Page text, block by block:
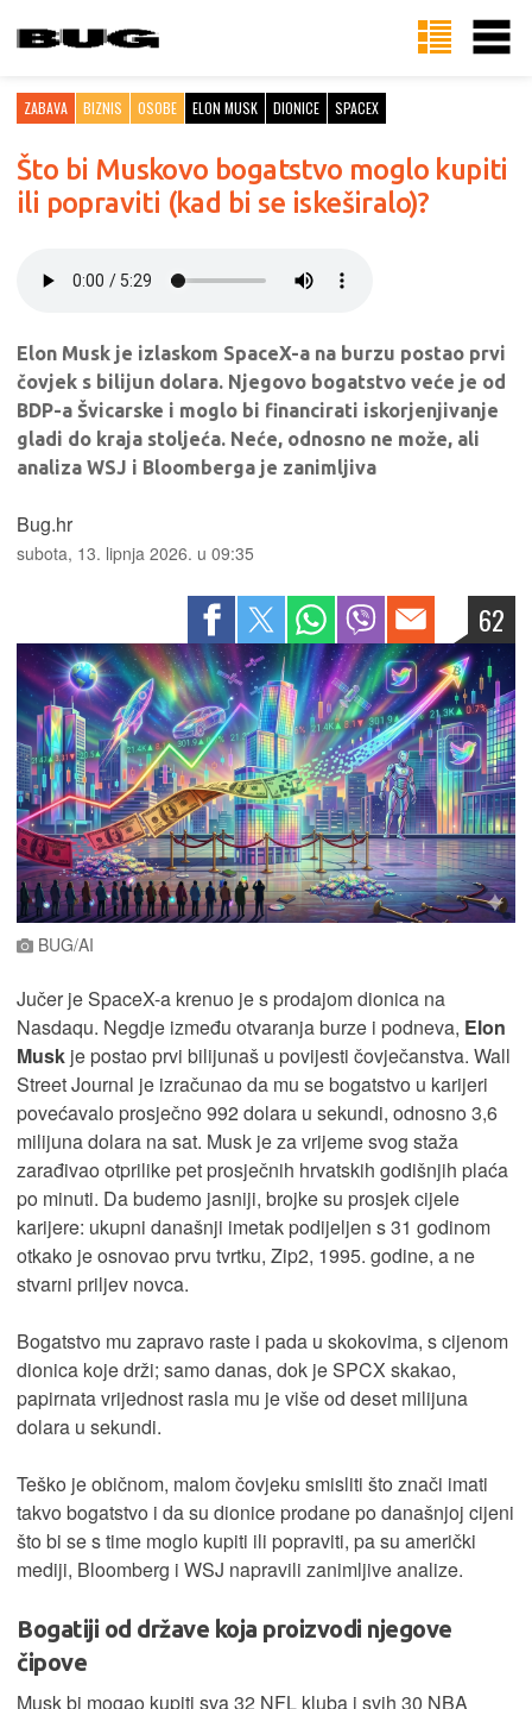
ZABAVA BIZNIS OSOBE ELON MUSK DIONICE SPACEX
Što bi Muskovo bogatstvo moglo kupiti
ili popraviti (kad bi se iskeširalo)?
Elon Musk je izlaskom SpaceX-a na burzu postao prvi
čovjek s bilijun dolara. Njegovo bogatstvo veće je od
BDP-a Švicarske i moglo bi financirati iskorjenjivanje
gladi do kraja stoljeća. Neće, odnosno ne može, ali
analiza WSJ i Bloomberga je zanimljiva
Bug.hr
subota, 13. lipnja 2026. u 09:35
62
BUG/AI
Jučer je SpaceX-a krenuo je s prodajom dionica na
Nasdaqu. Negdje između otvaranja burze i podneva, Elon
Musk je postao prvi bilijunaš u povijesti čovječanstva. Wall
Street Journal je izračunao da mu se bogatstvo u karijeri
povećavalo prosječno 992 dolara u sekundi, odnosno 3,6
milijuna dolara na sat. Musk je za vrijeme svog staža
zarađivao otprilike pet prosječnih hrvatskih godišnjih plaća
po minuti. Da budemo jasniji, brojke su prosjek cijele
karijere: ukupni današnji imetak podijeljen s 31 godinom
otkako je osnovao prvu tvrtku, Zip2, 1995. godine, a ne
stvarni priljev novca.
Bogatstvo mu zapravo raste i pada u skokovima, s cijenom
dionica koje drži; samo danas, dok je SPCX skakao,
papirnata vrijednost rasla mu je više od deset milijuna
dolara u sekundi.
Teško je običnom, malom čovjeku smisliti što znači imati
takvo bogatstvo i da su dionice prodane po današnjoj cijeni
što bi se s time moglo kupiti ili popraviti, pa su američki
mediji, Bloomberg i WSJ napravili zanimljive analize.
Bogatiji od države koja proizvodi njegove
čipove
Musk bi mogao kupiti sva 32 NFL kluba i svih 30 NBA